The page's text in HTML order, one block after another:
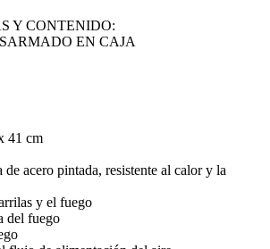
Y CONTENIDO:
EN CAJA
41 cm
acero pintada, resistente al calor y la
y el fuego
del fuego